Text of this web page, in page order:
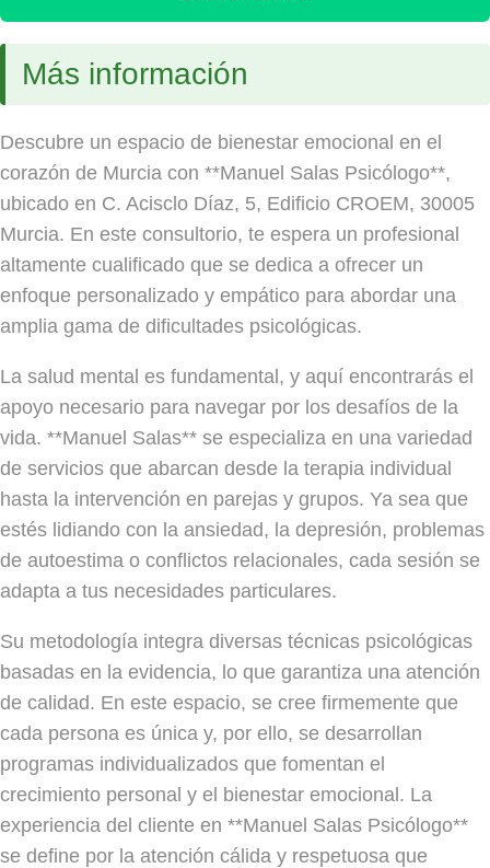
Más información
Descubre un espacio de bienestar emocional en el
corazón de Murcia con **Manuel Salas Psicólogo**,
ubicado en C. Acisclo Díaz, 5, Edificio CROEM, 30005
Murcia. En este consultorio, te espera un profesional
altamente cualificado que se dedica a ofrecer un
enfoque personalizado y empático para abordar una
amplia gama de dificultades psicológicas.
La salud mental es fundamental, y aquí encontrarás el
apoyo necesario para navegar por los desafíos de la
vida. **Manuel Salas** se especializa en una variedad
de servicios que abarcan desde la terapia individual
hasta la intervención en parejas y grupos. Ya sea que
estés lidiando con la ansiedad, la depresión, problemas
de autoestima o conflictos relacionales, cada sesión se
adapta a tus necesidades particulares.
Su metodología integra diversas técnicas psicológicas
basadas en la evidencia, lo que garantiza una atención
de calidad. En este espacio, se cree firmemente que
cada persona es única y, por ello, se desarrollan
programas individualizados que fomentan el
crecimiento personal y el bienestar emocional. La
experiencia del cliente en **Manuel Salas Psicólogo**
se define por la atención cálida y respetuosa que